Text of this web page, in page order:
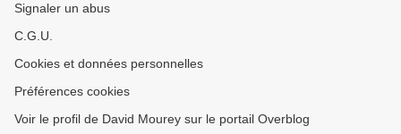
Signaler un abus
C.G.U.
Cookies et données personnelles
Préférences cookies
Voir le profil de David Mourey sur le portail Overblog